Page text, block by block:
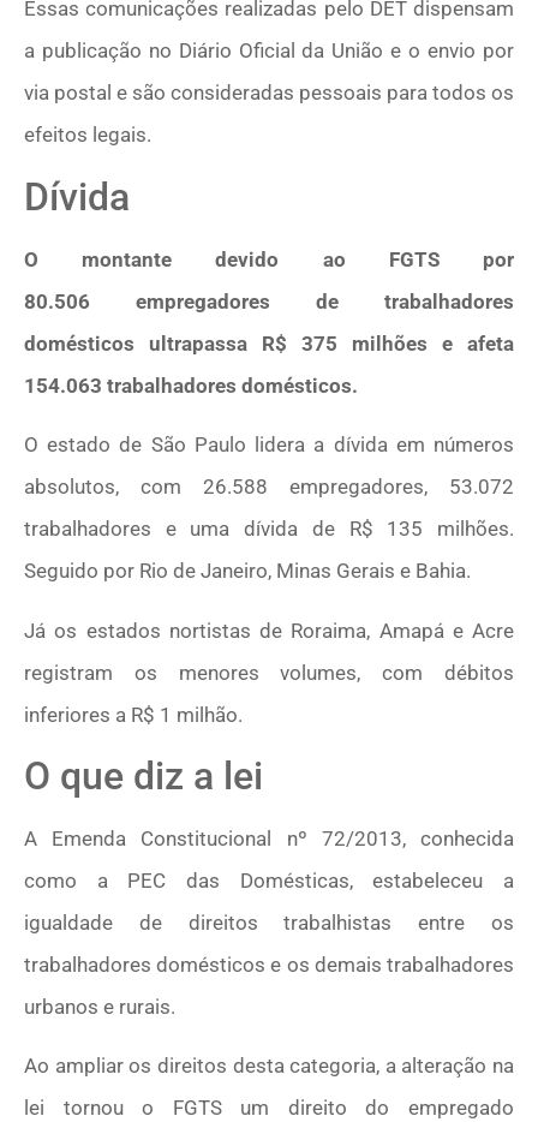
Essas comunicações realizadas pelo DET dispensam
a publicação no Diário Oficial da União e o envio por
via postal e são consideradas pessoais para todos os
efeitos legais.
Dívida
O montante devido ao FGTS por
80.506 empregadores de trabalhadores
domésticos ultrapassa R$ 375 milhões e afeta
154.063 trabalhadores domésticos.
O estado de São Paulo lidera a dívida em números
absolutos, com 26.588 empregadores, 53.072
trabalhadores e uma dívida de R$ 135 milhões.
Seguido por Rio de Janeiro, Minas Gerais e Bahia.
Já os estados nortistas de Roraima, Amapá e Acre
registram os menores volumes, com débitos
inferiores a R$ 1 milhão.
O que diz a lei
A Emenda Constitucional nº 72/2013, conhecida
como a PEC das Domésticas, estabeleceu a
igualdade de direitos trabalhistas entre os
trabalhadores domésticos e os demais trabalhadores
urbanos e rurais.
Ao ampliar os direitos desta categoria, a alteração na
lei tornou o FGTS um direito do empregado